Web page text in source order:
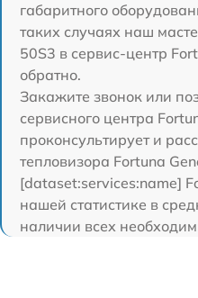
габаритного
таких случаях наш
50S3 в сервис-центр
обратно.
Закажите звонок или
сервисного центра
проконсультирует и
тепловизора Fortuna
[dataset:services:name]
нашей статистике в
наличии всех